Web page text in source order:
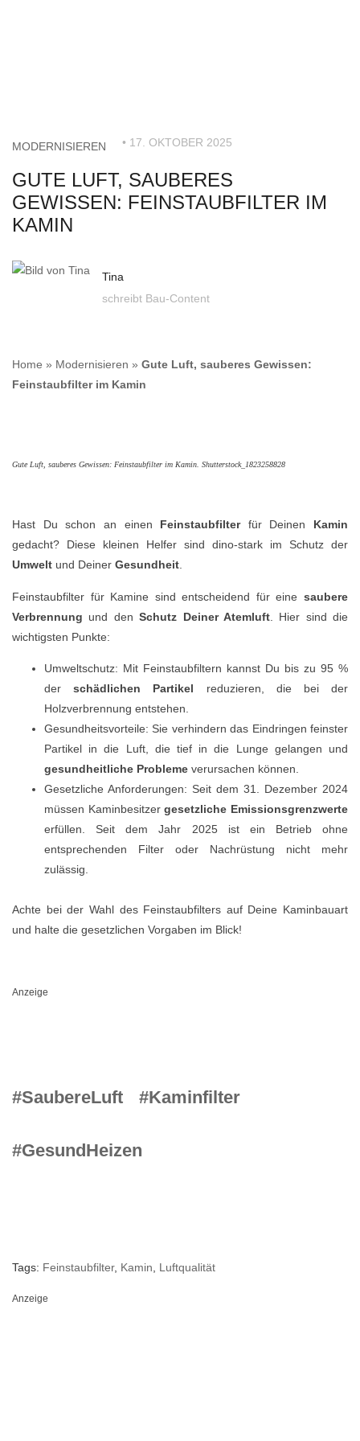
MODERNISIEREN • 17. OKTOBER 2025
GUTE LUFT, SAUBERES
GEWISSEN: FEINSTAUBFILTER IM
KAMIN
Tina
schreibt Bau-Content
Home » Modernisieren » Gute Luft, sauberes Gewissen:
Feinstaubfilter im Kamin
Gute Luft, sauberes Gewissen: Feinstaubfilter im Kamin. Shutterstock_1823258828
Hast Du schon an einen Feinstaubfilterfür Deinen Kamin
gedacht? Diese kleinen Helfer sind dino-stark im Schutz der
Umwelt und Deiner Gesundheit
Feinstaubfilter für Kamine sind entscheidend für eine saubere
Verbrennung und denSchutz Deiner Atemluft. Hier sind die
wichtigsten Punkte:
Umweltschutz: Mit Feinstaubfiltern kannst Du bis zu 95 %
derschädlichen Partikel reduzieren, die bei der
Holzverbrennung entstehen.
Gesundheitsvorteile: Sie verhindern das Eindringen feinster
Partikel in die Luft, die tief in die Lunge gelangen und
gesundheitliche Probleme verursachen können.
Gesetzliche Anforderungen: Seit dem 31. Dezember 2024
müssen Kaminbesitzergesetzliche Emissionsgrenzwerte
erfüllen. Seit dem Jahr 2025 ist ein Betrieb ohne
entsprechenden Filter oder Nachrüstung nicht mehr
zulässig.
Achte bei der Wahl des Feinstaubfilters auf Deine Kaminbauart
und halte die gesetzlichen Vorgaben im Blick!
Anzeige
#SaubereLuft #Kaminfilter
#GesundHeizen
Tags: Feinstaubfilter, Kamin Luftqualität
Anzeige